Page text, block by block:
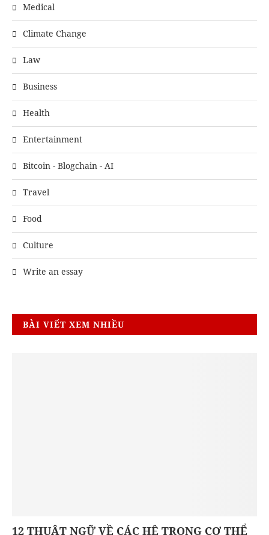
Medical
Climate Change
Law
Business
Health
Entertainment
Bitcoin - Blogchain - AI
Travel
Food
Culture
Write an essay
BÀI VIẾT XEM NHIỀU
12 THUẬT NGỮ VỀ CÁC HỆ TRONG CƠ THỂ